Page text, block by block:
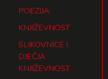
POEZIJA
KNJIŽEVNOST
SLIKOVNICE I
DJEČJA
KNJIŽEVNOST